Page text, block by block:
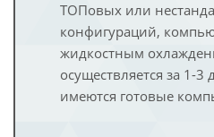
ТОПовых или
конфигураций,
жидкостным
осуществляется за 1-3
имеются готовые